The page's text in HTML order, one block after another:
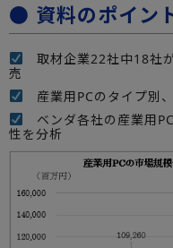
● 資料のポイン
取材企業22社中18社
売
産業用PCのタイプ別
ベンダ各社の産業用
性を分析